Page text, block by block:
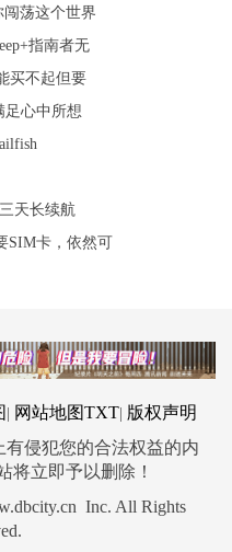
闯荡这个世界
指南者无
买不起但要
足心中所想
天长续航
SIM卡，依然可
网站地图TXT 版权声明
侵犯您的合法权益的内
将立即予以删除！
Inc. All Rights